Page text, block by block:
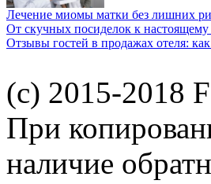
Лечение миомы матки без лишних
От скучных посиделок к
Отзывы гостей в продажах отеля:
(c) 2015-2018
При
наличие